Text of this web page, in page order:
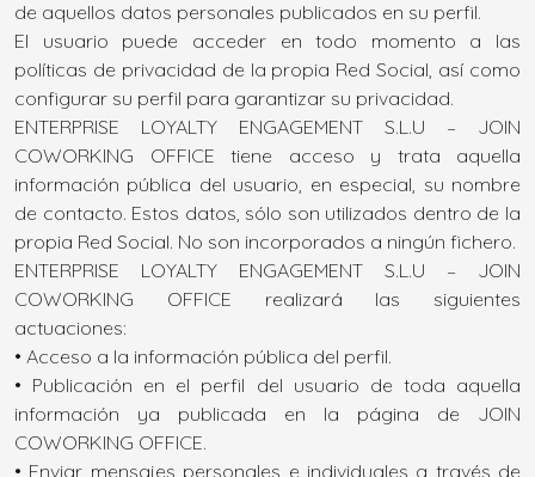
de aquellos datos personales publicados en su perfil.
El usuario puede acceder en todo momento a las
políticas de privacidad de la propia Red Social, así como
configurar su perfil para garantizar su privacidad.
ENTERPRISE LOYALTY ENGAGEMENT S.L.U – JOIN
COWORKING OFFICE tiene acceso y trata aquella
información pública del usuario, en especial, su nombre
de contacto. Estos datos, sólo son utilizados dentro de la
propia Red Social. No son incorporados a ningún fichero.
ENTERPRISE LOYALTY ENGAGEMENT S.L.U – JOIN
COWORKING OFFICE realizará las siguientes
actuaciones:
• Acceso a la información pública del perfil.
• Publicación en el perfil del usuario de toda aquella
información ya publicada en la página de JOIN
COWORKING OFFICE.
• Enviar mensajes personales e individuales a través de